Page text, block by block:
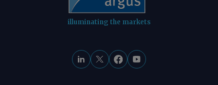
illuminating the markets